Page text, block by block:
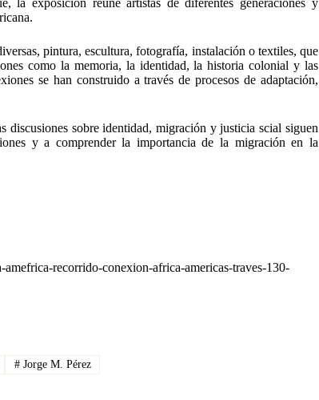
pintura, escultura, fotografía, instalación o textiles, que
como la memoria, la identidad, la historia colonial y las
se han construido a través de procesos de adaptación,
sobre identidad, migración y justicia scial siguen
y a comprender la importancia de la migración en la
recorrido-conexion-africa-americas-traves-130-
#Jorge M. Pérez